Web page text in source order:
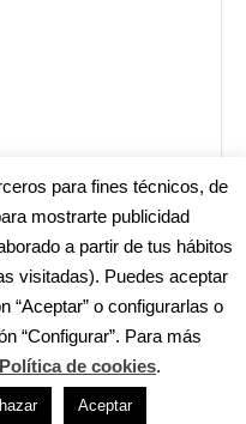
un vistazo encadiz.es|
Accesibilidad| Política de
:
para fines técnicos, de
mostrarte publicidad
a partir de tus hábitos
visitadas). Puedes aceptar
“Aceptar” o configurarlas o
“Configurar”. Para más
Política de cookies.
Aceptar